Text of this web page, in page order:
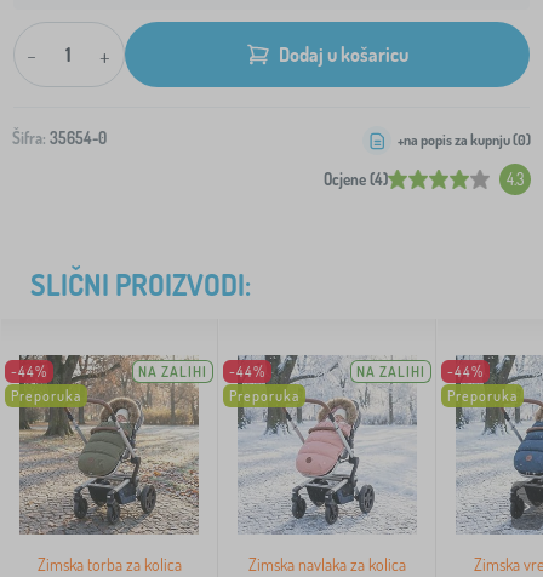
- + Dodaj u košaricu
Šifra: 35654-0
Ocjene (4) 4.3
+na popis za kupnju (0)
SLIČNI PROIZVODI:
-44%
Preporuka
NA ZALIHI
Zimska torba za kolica
-44%
Preporuka
NA ZALIHI
Zimska navlaka za kolica
-44%
Preporuka
Zimska
>